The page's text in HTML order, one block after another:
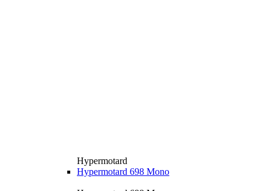
Hypermotard
Hypermotard 698 Mono